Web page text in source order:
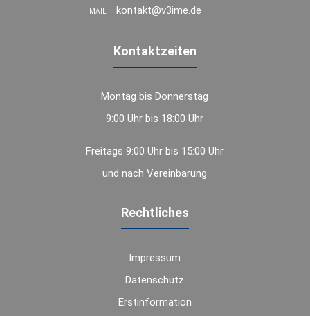
MAIL kontakt@v3ime.de
Kontaktzeiten
Montag bis Donnerstag
9:00 Uhr bis 18:00 Uhr
Freitags 9:00 Uhr bis 15:00 Uhr
und nach Vereinbarung
Rechtliches
Impressum
Datenschutz
Erstinformation